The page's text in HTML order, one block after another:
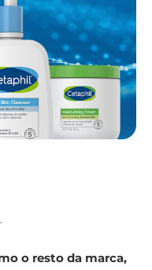
o resto da marca,